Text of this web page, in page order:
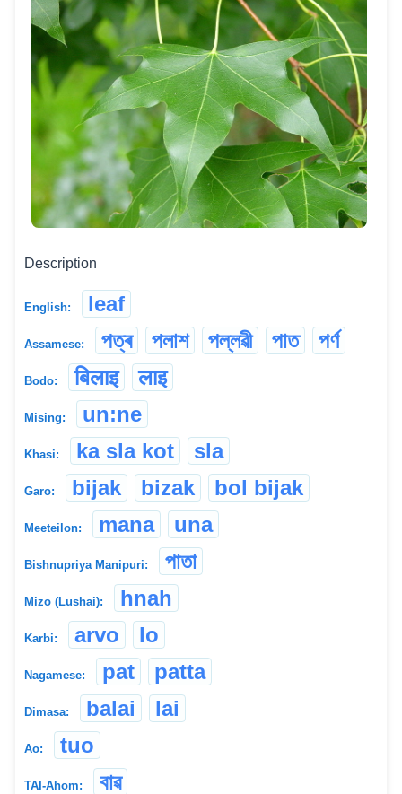
Description
English: leaf
Assamese: পত্ৰ পলাশ পল্লৱী পাত পৰ্ণ
Bodo: बिलाइ लाइ
Mising: un:ne
Khasi: ka sla kot sla
Garo: bijak bizak bol bijak
Meeteilon: mana una
Bishnupriya Manipuri: পাতা
Mizo (Lushai): hnah
Karbi: arvo lo
Nagamese: pat patta
Dimasa: balai lai
Ao: tuo
TAI-Ahom: বাৱ